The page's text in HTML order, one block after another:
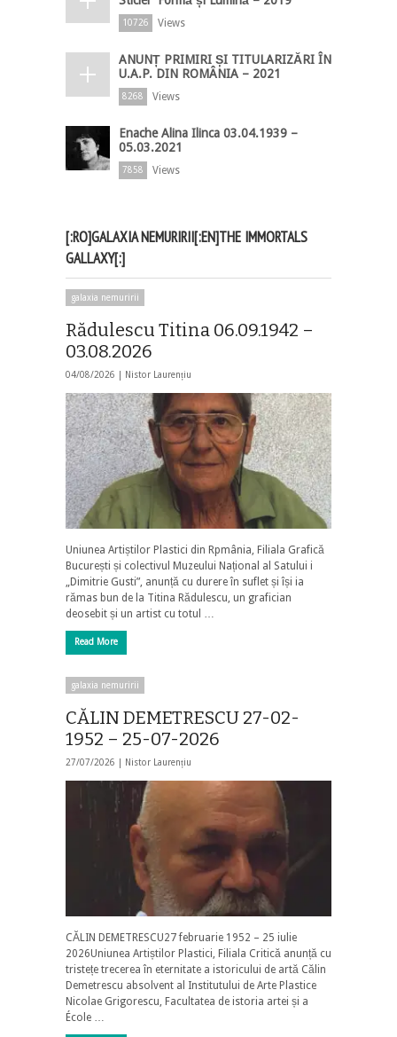
10726 Views
ANUNȚ PRIMIRI ȘI TITULARIZĂRI ÎN
U.A.P. DIN ROMÂNIA – 2021
8268 Views
Enache Alina Ilinca 03.04.1939 –
05.03.2021
7858 Views
[:RO]GALAXIA NEMURIRII[:EN]THE IMMORTALS
GALLAXY[:]
galaxia nemuririi
Rădulescu Titina 06.09.1942 –
03.08.2026
04/08/2026 | Nistor Laurențiu
Uniunea Artiștilor Plastici din Rpmânia, Filiala Grafică
București și colectivul Muzeului Național al Satului i
„Dimitrie Gusti”, anunță cu durere în suflet și își ia
rămas bun de la Titina Rădulescu, un grafician
deosebit și un artist cu totul …
Read More
galaxia nemuririi
CĂLIN DEMETRESCU 27-02-
1952 – 25-07-2026
27/07/2026 | Nistor Laurențiu
CĂLIN DEMETRESCU27 februarie 1952 – 25 iulie
2026Uniunea Artiștilor Plastici, Filiala Critică anunță cu
tristețe trecerea în eternitate a istoricului de artă Călin
Demetrescu absolvent al Institutului de Arte Plastice
Nicolae Grigorescu, Facultatea de istoria artei și a
École …